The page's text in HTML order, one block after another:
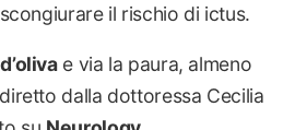
il rischio di ictus.
e via la paura, almeno
dalla dottoressa Cecilia